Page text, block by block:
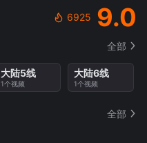
6925 9.0
全部
大陆5线
1个视频
大陆6线
1个视频
全部